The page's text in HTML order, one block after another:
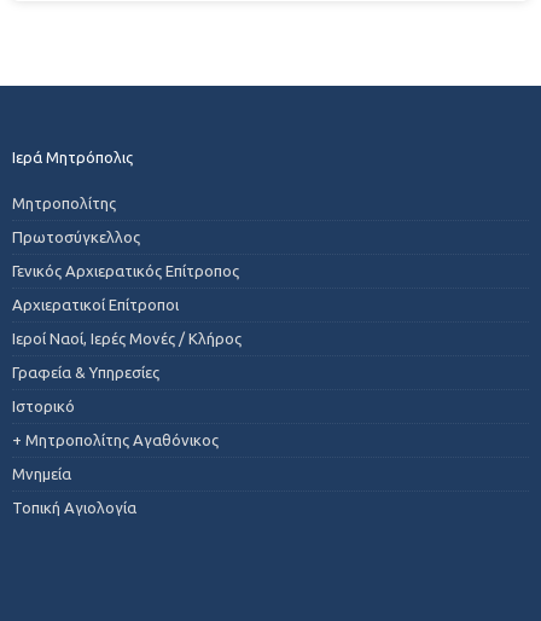
Ιερά Μητρόπολις
Μητροπολίτης
Πρωτοσύγκελλος
Γενικός Αρχιερατικός Επίτροπος
Αρχιερατικοί Επίτροποι
Ιεροί Ναοί, Ιερές Μονές / Κλήρος
Γραφεία & Υπηρεσίες
Ιστορικό
+ Μητροπολίτης Αγαθόνικος
Μνημεία
Τοπική Αγιολογία